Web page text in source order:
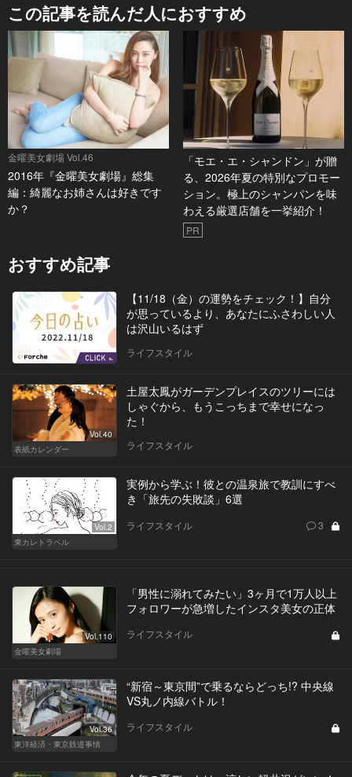
この記事を読んだ人におすすめ
金曜美女劇場 Vol.46
2016年『金曜美女劇場』総集
編：綺麗なお姉さんは好きです
か？
「モエ・エ・シャンドン」が贈
る、2026年夏の特別なプロモー
ション。極上のシャンパンを味
わえる厳選店舗を一挙紹介！
PR
おすすめ記事
【11/18（金）の運勢をチェック！】自分
が思っているより、あなたにふさわしい人
は沢山いるはず
ライフスタイル
Vol.40
表紙カレンダー
土屋太鳳がガーデンプレイスのツリーには
しゃぐから、もうこっちまで幸せになっ
た！
ライフスタイル
Vol.2
東カレトラベル
実例から学ぶ！彼との温泉旅で教訓にすべ
き「旅先の失敗談」6選
ライフスタイル 3
Vol.110
金曜美女劇場
「男性に溺れてみたい」3ヶ月で1万人以上
フォロワーが急増したインスタ美女の正体
ライフスタイル
Vol.36
東洋経済・東京鉄道事情
“新宿～東京間”で乗るならどっち!? 中央線
VS丸ノ内線バトル！
ライフスタイル